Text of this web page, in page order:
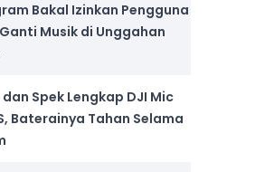
Bakal Izinkan Pengguna
Musik di Unggahan
Spek Lengkap DJI Mic
Baterainya Tahan Selama